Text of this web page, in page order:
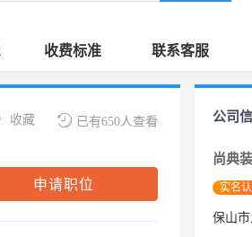
收费标准 联系客服
已有650人查看
收藏
申请职位
公司
尚典
实名
保山市